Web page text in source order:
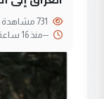
--منذ 16 ساعة